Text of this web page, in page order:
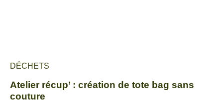
DÉCHETS
Atelier récup’ : création de tote bag sans
couture